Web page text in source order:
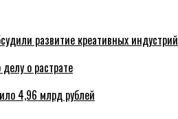
развитие креативных индустрий
о растрате
4,96 млрд рублей